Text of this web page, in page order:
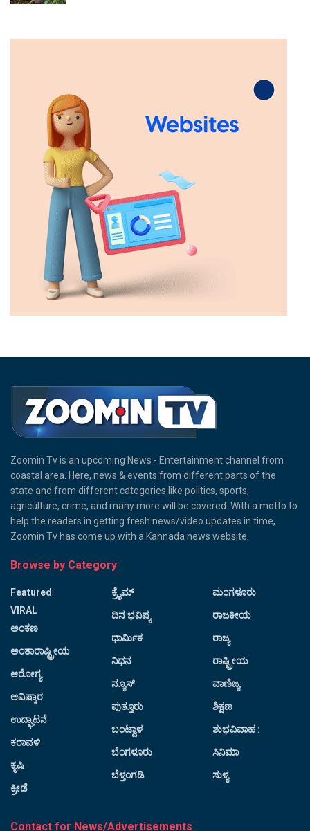
Zoomin Tv is an upcoming News - Entertainment channel from
coastal area. Here, news & events from different parts of the
state and from different categories like politics, sports,
agriculture, crime, and many more will be covered. With a motto to
help the readers in getting fresh news/video updates in time,
Zoomin Tv has come up with a Kannada news website.
Browse by Category
Featured
VIRAL
ಅಂಕಣ
ಅಂತಾರಾಷ್ಟ್ರೀಯ
ಆರೋಗ್ಯ
ಆವಿಷ್ಕಾರ
ಉದ್ಘಾಟನೆ
ಕರಾವಳಿ
ಕೃಷಿ
ಕ್ರೀಡೆ
ಕ್ರೈಮ್
ದಿನ ಭವಿಷ್ಯ
ಧಾರ್ಮಿಕ
ನಿಧನ
ನ್ಯೂಸ್
ಪುತ್ತೂರು
ಬಂಟ್ವಾಳ
ಬೆಂಗಳೂರು
ಬೆಳ್ತಂಗಡಿ
ಮಂಗಳೂರು
ರಾಜಕೀಯ
ರಾಜ್ಯ
ರಾಷ್ಟ್ರೀಯ
ವಾಣಿಜ್ಯ
ಶಿಕ್ಷಣ
ಶುಭವಿವಾಹ :
ಸಿನಿಮಾ
ಸುಳ್ಯ
Contact for News/Advertisements